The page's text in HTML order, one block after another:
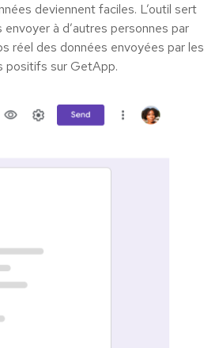
deviennent faciles. L’outil sert
à d’autres personnes par
réel des données envoyées par les
positifs sur GetApp.